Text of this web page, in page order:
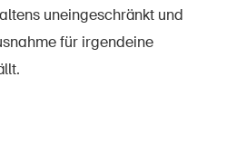
uneingeschränkt und
für irgendeine